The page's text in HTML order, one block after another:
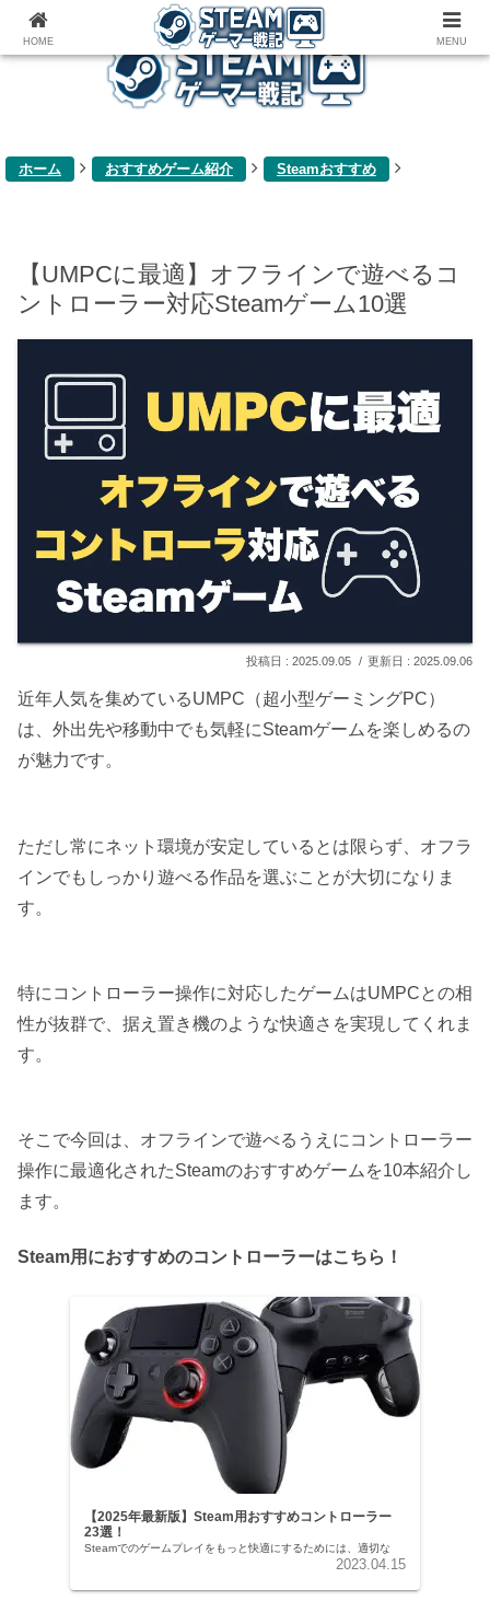
ゲーム関連雑記ブログ
ホーム おすすめゲーム紹介 Steamおすすめ
【UMPCに最適】オフラインで遊べるコ
ントローラー対応Steamゲーム10選
2025.09.05 2025.09.06
近年人気を集めているUMPC（超小型ゲーミングPC）
は、外出先や移動中でも気軽にSteamゲームを楽しめるの
が魅力です。
ただし常にネット環境が安定しているとは限らず、オフラ
インでもしっかり遊べる作品を選ぶことが大切になりま
す。
特にコントローラー操作に対応したゲームはUMPCとの相
性が抜群で、据え置き機のような快適さを実現してくれま
す。
そこで今回は、オフラインで遊べるうえにコントローラー
操作に最適化されたSteamのおすすめゲームを10本紹介し
ます。
Steam用におすすめのコントローラーはこちら！
【2025年最新版】Steam用おすすめコントローラー
23選！
Steamでのゲームプレイをもっと快適にするためには、適切な
2023.04.15
HOME MENU